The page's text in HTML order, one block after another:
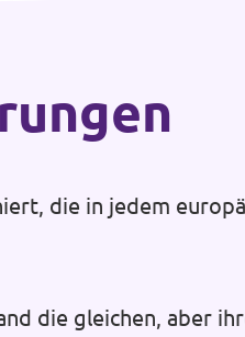
die in jedem
die gleichen, aber